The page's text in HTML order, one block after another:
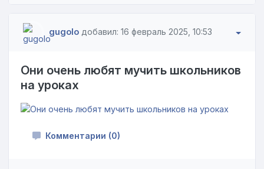
gugolo добавил: 16 февраль 2025, 10:53
Они очень любят мучить школьников
на уроках
Комментарии (0)